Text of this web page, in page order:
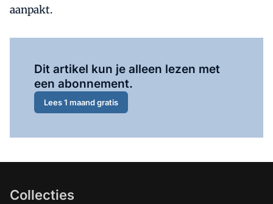
aanpakt.
Dit artikel kun je alleen lezen met
een abonnement.
Lees 1 maand gratis
Collecties